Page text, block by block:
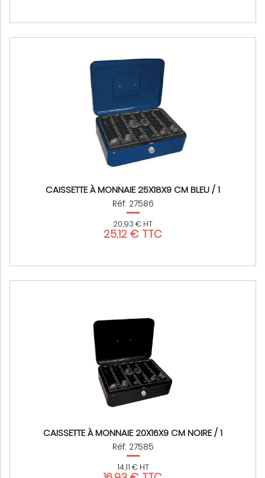
CAISSETTE À MONNAIE 25X18X9 CM BLEU / 1
Réf: 27586
20,93 € HT
25,12 € TTC
CAISSETTE À MONNAIE 20X16X9 CM NOIRE / 1
Réf: 27585
14,11 € HT